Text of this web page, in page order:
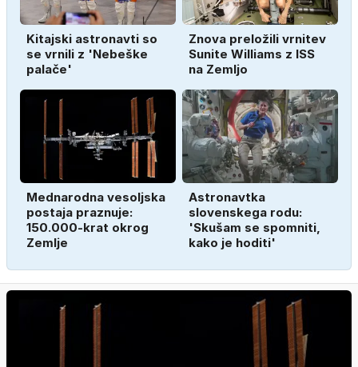
Kitajski astronavti so
se vrnili z 'Nebeške
palače'
Znova preložili vrnitev
Sunite Williams z ISS
na Zemljo
Mednarodna vesoljska
postaja praznuje:
150.000-krat okrog
Zemlje
Astronavtka
slovenskega rodu:
'Skušam se spomniti,
kako je hoditi'